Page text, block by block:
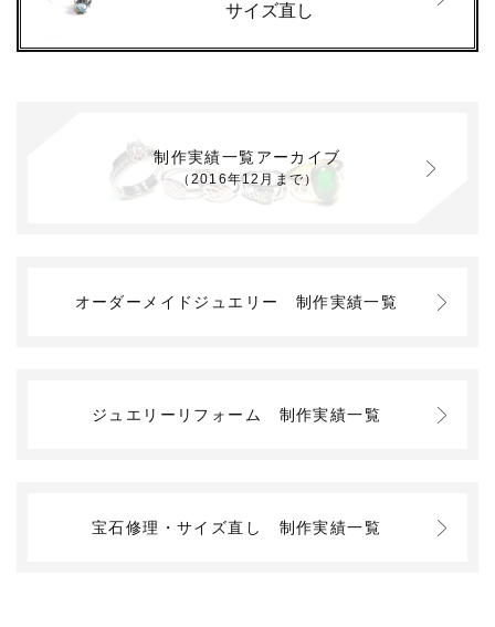
サイズ直し
制作実績一覧アーカイブ
（2016年12月まで）
オーダーメイドジュエリー 制作実績一覧
ジュエリーリフォーム 制作実績一覧
宝石修理・サイズ直し 制作実績一覧